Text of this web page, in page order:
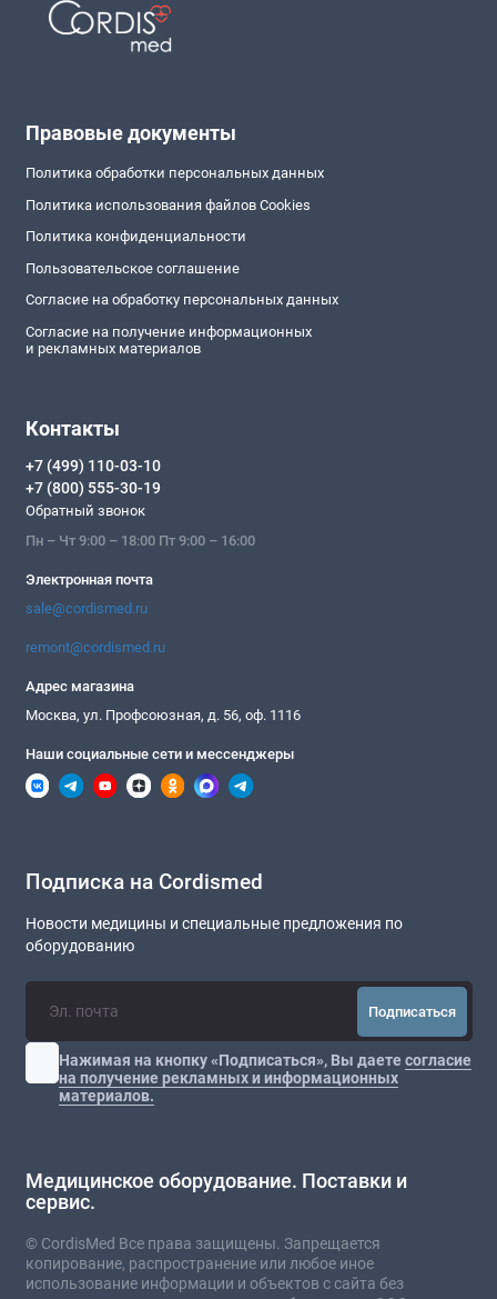
Правовые документы
Политика обработки персональных данных
Политика использования файлов Cookies
Политика конфиденциальности
Пользовательское соглашение
Согласие на обработку персональных данных
Согласие на получение информационных
и рекламных материалов
Контакты
+7 (499) 110-03-10
+7 (800) 555-30-19
Обратный звонок
Пн – Чт 9:00 – 18:00 Пт 9:00 – 16:00
Электронная почта
sale@cordismed.ru
remont@cordismed.ru
Адрес магазина
Москва, ул. Профсоюзная, д. 56, оф. 1116
Наши социальные сети и мессенджеры
Подписка на Cordismed
Новости медицины и специальные предложения по
оборудованию
Подписаться
Нажимая на кнопку «Подписаться», Вы даетесогласие
на получение рекламных и информационных
материалов.
Медицинское оборудование. Поставки и
сервис.
© CordisMed Все права защищены. Запрещается
копирование, распространение или любое иное
использование информации и объектов с сайта без